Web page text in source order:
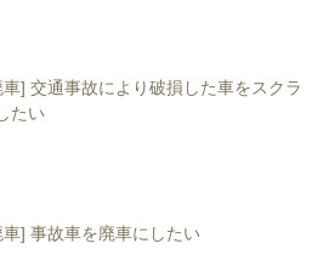
] 交通事故により破損した車をスクラ
たい
] 事故車を廃車にしたい